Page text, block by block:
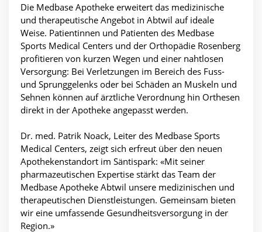
Die Medbase Apotheke erweitert das medizinische
und therapeutische Angebot in Abtwil auf ideale
Weise. Patientinnen und Patienten des Medbase
Sports Medical Centers und der Orthopädie Rosenberg
profitieren von kurzen Wegen und einer nahtlosen
Versorgung: Bei Verletzungen im Bereich des Fuss-
und Sprunggelenks oder bei Schäden an Muskeln und
Sehnen können auf ärztliche Verordnung hin Orthesen
direkt in der Apotheke angepasst werden.
Dr. med. Patrik Noack, Leiter des Medbase Sports
Medical Centers, zeigt sich erfreut über den neuen
Apothekenstandort im Säntispark: «Mit seiner
pharmazeutischen Expertise stärkt das Team der
Medbase Apotheke Abtwil unsere medizinischen und
therapeutischen Dienstleistungen. Gemeinsam bieten
wir eine umfassende Gesundheitsversorgung in der
Region.»